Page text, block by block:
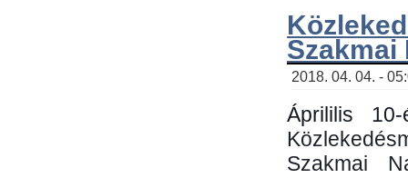
Szakmai
2018. 04. 04. -
Áprililis
Szakmai